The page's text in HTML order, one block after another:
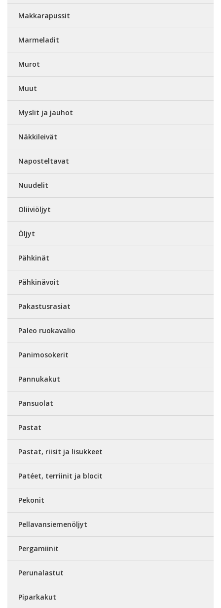
Makkarapussit
Marmeladit
Murot
Muut
Myslit ja jauhot
Näkkileivät
Naposteltavat
Nuudelit
Oliiviöljyt
Öljyt
Pähkinät
Pähkinävoit
Pakastusrasiat
Paleo ruokavalio
Panimosokerit
Pannukakut
Pansuolat
Pastat
Pastat, riisit ja lisukkeet
Patéet, terriinit ja blocit
Pekonit
Pellavansiemenöljyt
Pergamiinit
Perunalastut
Piparkakut